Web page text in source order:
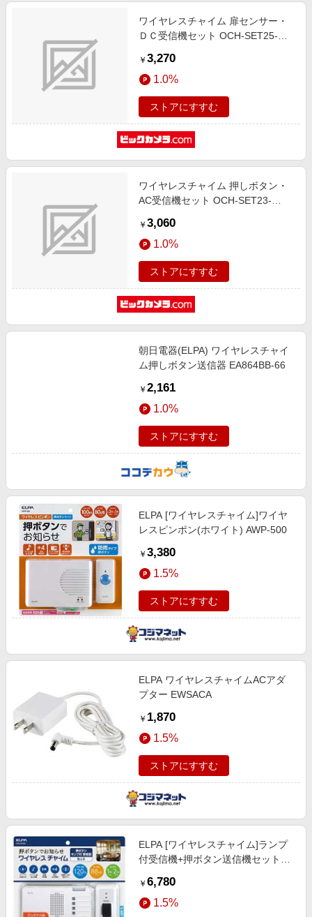
ワイヤレスチャイム 扉センサー・
ＤＣ受信機セット OCH-SET25-
￥ 3,270
1.0%
ストアにすすむ
ワイヤレスチャイム 押しボタン・
AC受信機セット OCH-SET23-
￥ 3,060
1.0%
ストアにすすむ
朝日電器(ELPA) ワイヤレスチャイ
ム押しボタン送信器 EA864BB-66
￥ 2,161
1.0%
ストアにすすむ
ELPA [ワイヤレスチャイム]ワイヤ
レスピンポン(ホワイト) AWP-500
￥ 3,380
1.5%
ストアにすすむ
ELPA ワイヤレスチャイムACアダ
プター EWSACA
￥ 1,870
1.5%
ストアにすすむ
ELPA [ワイヤレスチャイム]ランプ
付受信機+押ボタン送信機セット
￥ 6,780
1.5%